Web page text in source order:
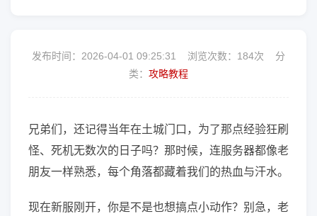
发布时间：2026-04-01 09:25:31 浏览次数： 184次 分
类： 攻略教程
兄弟们，还记得当年在土城门口，为了那点经验狂刷
怪、死机无数次的日子吗？那时候，连服务器都像老
朋友一样熟悉，每个角落都藏着我们的热血与汗水。
现在新服刚开，你是不是也想搞点小动作？别急，老